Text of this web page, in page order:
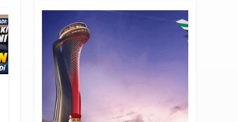
THY’nin geliri yüzde 20 arttı,
net kârı yüzde 71 düştü
23 saat önce
Pegasus, sözleşme
süreçlerinde Draftwise’ı
kullanacak
Kolombiya, 2 KC-390